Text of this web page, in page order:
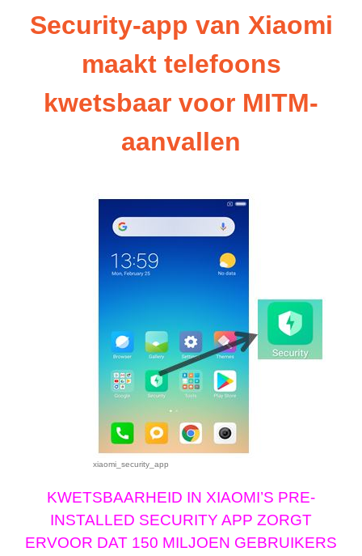
Security-app van Xiaomi
maakt telefoons
kwetsbaar voor MITM-
aanvallen
xiaomi_security_app
KWETSBAARHEID IN XIAOMI’S PRE-
INSTALLED SECURITY APP ZORGT
ERVOOR DAT 150 MILJOEN GEBRUIKERS